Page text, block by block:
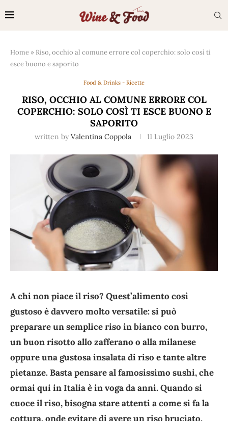
Home » Riso, occhio al comune errore col coperchio: solo così ti
esce buono e saporito
Food & Drinks - Ricette
RISO, OCCHIO AL COMUNE ERRORE COL
COPERCHIO: SOLO COSÌ TI ESCE BUONO E
SAPORITO
written by Valentina Coppola 11 Luglio 2023
A chi non piace il riso? Quest’alimento così
gustoso è davvero molto versatile: si può
preparare un semplice riso in bianco con burro,
un buon risotto allo zafferano o alla milanese
oppure una gustosa insalata di riso e tante altre
pietanze. Basta pensare al famosissimo sushi, che
ormai qui in Italia è in voga da anni. Quando si
cuoce il riso, bisogna stare attenti a come si fa la
cottura, onde evitare di avere un riso bruciato,